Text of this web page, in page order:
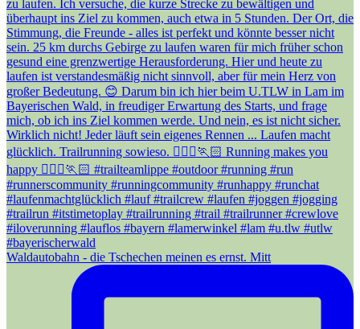
Waldautobahn - die Tschechen meinen es ernst. Mitt